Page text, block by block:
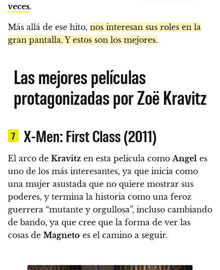
veces.
Más allá de ese hito, nos interesan sus roles en la
gran pantalla. Y estos son los mejores.
Las mejores películas
protagonizadas por Zoë Kravitz
7 X-Men: First Class (2011)
El arco de Kravitz en esta película como Angel es
uno de los más interesantes, ya que inicia como
una mujer asustada que no quiere mostrar sus
poderes, y termina la historia como una feroz
guerrera “mutante y orgullosa”, incluso cambiando
de bando, ya que cree que la forma de ver las
cosas de Magneto es el camino a seguir.